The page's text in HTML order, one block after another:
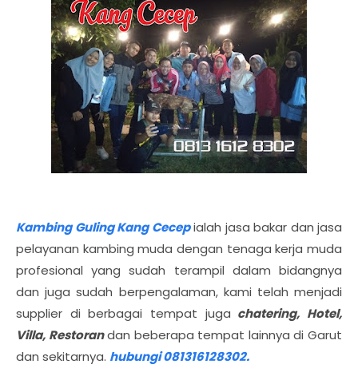
Kambing Guling Kang Cecepialah jasa bakar dan jasa
pelayanan kambing muda dengan tenaga kerja muda
profesional yang sudah terampil dalam bidangnya
dan juga sudah berpengalaman, kami telah menjadi
supplier di berbagai tempat juga chatering, Hotel,
Villa, Restorandan beberapa tempat lainnya di Garut
dan sekitarnya. hubungi 081316128302.